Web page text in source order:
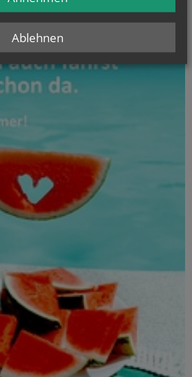
Ablehnen